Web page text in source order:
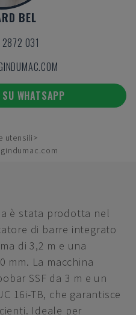
BEL
031
WHATSAPP
utensili
gindumac.com
è stata prodotta nel
di barre integrato
di 3,2 m e una
mm. La macchina
SSF da 3 m e un
16i-TB, che garantisce
Ideale per